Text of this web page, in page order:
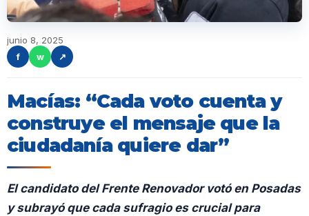
junio 8, 2025
f
w ↗
Macías: “Cada voto cuenta y
construye el mensaje que la
ciudadanía quiere dar”
El candidato del Frente Renovador votó en Posadas
y subrayó que cada sufragio es crucial para